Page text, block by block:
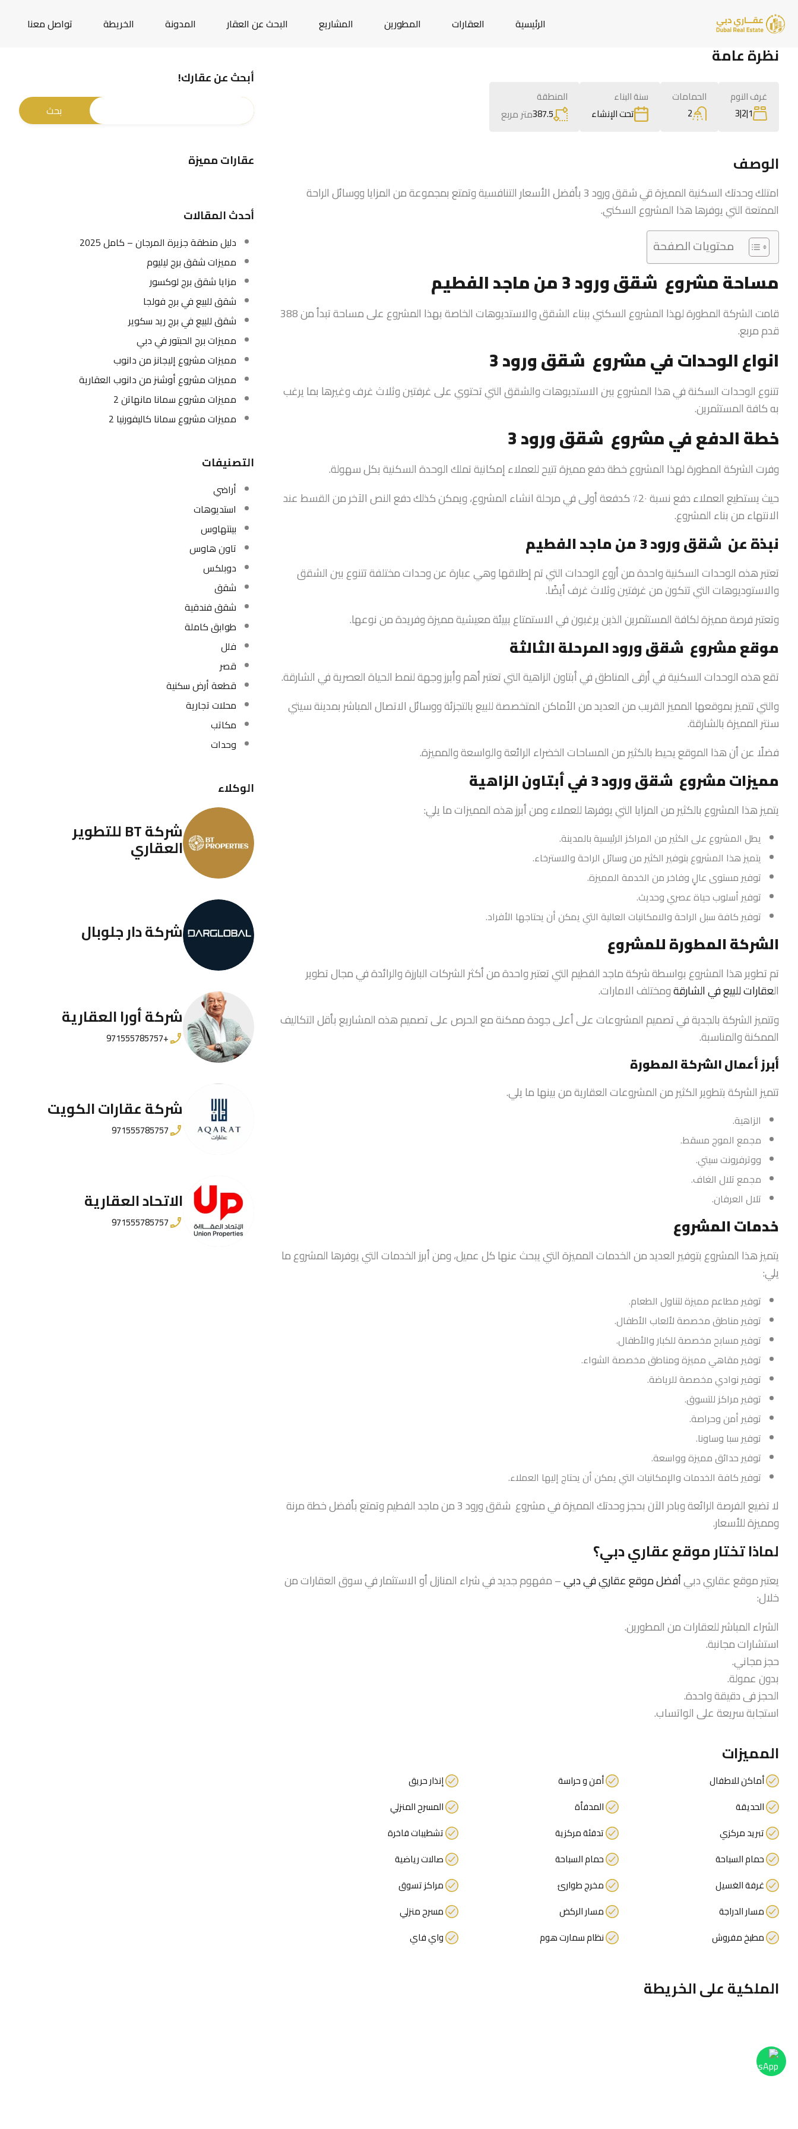
الرئيسية العقارات المطورين المشاريع البحث عن العقار المدونة الخريطة تواصل معنا
نظرة عامة
غرف النوم
1|2|3
الحمامات
2
سنة البناء
تحت الإنشاء
المنطقة
387.5متر مربع
الوصف
امتلك وحدتك السكنية المميزة قي شقق ورود 3 بأفضل الأسعار التنافسية وتمتع بمجموعة من المزايا ووسائل الراحة
الممتعة التي يوفرها هذا المشروع السكني.
محتويات الصفحة
مساحة مشروع شقق ورود 3 من ماجد الفطيم
قامت الشركة المطورة لهذا المشروع السكني ببناء الشقق والاستديوهات الخاصة بهذا المشروع على مساحة تبدأ من 388
قدم مربع.
انواع الوحدات في مشروع شقق ورود 3
تتنوع الوحدات السكنة في هذا المشروع بين الاستديوهات والشقق التي تحتوي على غرفتين وثلاث غرف وغيرها بما يرغب
به كافة المستثمرين.
خطة الدفع في مشروع شقق ورود 3
وفرت الشركة المطورة لهذا المشروع خطة دفع مميزة تتيح للعملاء إمكانية تملك الوحدة السكنية بكل سهولة.
حيث يستطيع العملاء دفع نسبة 2٠٪ كدفعة أولى في مرحلة انشاء المشروع، ويمكن كذلك دفع النص الآخر من القسط عند
الانتهاء من بناء المشروع.
نبذة عن شقق ورود 3 من ماجد الفطيم
تعتبر هذه الوحدات السكنية واحدة من أروع الوحدات التي تم إطلاقها وهي عبارة عن وحدات مختلفة تتنوع بين الشقق
والاستوديوهات التي تتكون من غرفتين وثلاث غرف أيضًا.
وتعتبر فرصة مميزة لكافة المستثمرين الذين يرغبون في الاستمتاع ببيئة معيشية مميزة وفريدة من نوعها.
موقع مشروع شقق ورود المرحلة الثالثة
تقع هذه الوحدات السكنية في أرقى المناطق في أبتاون الزاهية التي تعتبر أهم وأبرز وجهة لنمط الحياة العصرية في الشارقة.
والتي تتميز بموقعها المميز القريب من العديد من الأماكن المتخصصة للبيع بالتجزئة ووسائل الاتصال المباشر بمدينة سيتي
سنتر المميزة بالشارقة.
فضلًا عن أن هذا الموقع يحيط بالكثير من المساحات الخضراء الرائعة والواسعة والمميزة.
مميزات مشروع شقق ورود 3 في أبتاون الزاهية
يتميز هذا المشروع بالكثير من المزايا التي يوفرها للعملاء ومن أبرز هذه المميزات ما يلي:
يطل المشروع على الكثير من المراكز الرئيسية بالمدينة.
يتميز هذا المشروع بتوفير الكثير من وسائل الراحة والاسترخاء.
توفير مستوى عالٍ وفاخر من الخدمة المميزة.
توفير أسلوب حياة عصري وحديث.
توفير كافة سبل الراحة والامكانيات العالية التي يمكن أن يحتاجها الأفراد.
الشركة المطورة للمشروع
تم تطوير هذا المشروع بواسطة شركة ماجد الفطيم التي تعتبر واحدة من أكثر الشركات البارزة والرائدة في مجال تطوير
العقارات للبيع في الشارقةومختلف الامارات.
وتتميز الشركة بالجدية في تصميم المشروعات على أعلى جودة ممكنة مع الحرص على تصميم هذه المشاريع بأقل التكاليف
الممكنة والمناسبة.
أبرز أعمال الشركة المطورة
تتميز الشركة بتطوير الكثير من المشروعات العقارية من بينها ما يلي.
الزاهية.
مجمع الموج مسقط.
ووترفرونت سيتي.
مجمع تلال الغاف.
تلال العرفان.
خدمات المشروع
يتميز هذا المشروع بتوفير العديد من الخدمات المميزة التي يبحث عنها كل عميل، ومن أبرز الخدمات التي يوفرها المشروع ما
يلي:
توفير مطاعم مميزة لتناول الطعام.
توفير مناطق مخصصة لألعاب الأطفال.
توفير مسابح مخصصة للكبار والأطفال.
توفير مقاهي مميزة ومناطق مخصصة الشواء.
توفير نوادي مخصصة للرياضة.
توفير مراكز للتسوق.
توفير أمن وحراصة.
توفير سبا وساونا.
توفير حدائق مميزة وواسعة.
توفير كافة الخدمات والإمكانيات التي يمكن أن يحتاج إليها العملاء.
لا تضيع الفرصة الرائعة وبادر الآن بحجز وحدتك المميزة في مشروع شقق ورود 3 من ماجد الفطيم وتمتع بأفضل خطة مرنة
ومميزة للأسعار.
لماذا تختار موقع عقاري دبي؟
يعتبر موقع عقاري دبيأفضل موقع عقاري في دبي– مفهوم جديد في شراء المنازل أو الاستثمار في سوق العقارات من
خلال:
الشراء المباشر للعقارات من المطورين.
استشارات مجانبة.
حجز مجاني.
بدون عمولة.
الحجز فى دقيقة واحدة.
استجابة سريعة على الواتساب.
المميزات
أماكن للاطفال أمن و حراسة
إنذار حريق
الحديقة
المدفأة
المسرح المنزلي
تبريد مركزي
تدفئة مركزية
تشطيبات فاخرة
حمام السباحة
حمام السباحة
صالات رياضية
غرفة الغسيل
مخرج طوارئ
مراكز تسوق
مسار الدراجة
مسار الركض
مسرح منزلي
مطبخ مفروش
نظام سمارت هوم واي فاي
الملكية على الخريطة
أبحث عن عقارك!
عقارات مميزة
أحدث المقالات
دليل منطقة جزيرة المرجان – كامل 2025
مميزات شقق برج ليليوم
مزايا شقق برج لوكسور
شقق للبيع في برج فولجا
شقق للبيع في برج ريد سكوير
مميزات برج الحبتور في دبي
مميزات مشروع إليجانز من دانوب
مميزات مشروع أوشنز من دانوب العقارية
مميزات مشروع سمانا مانهاتن 2
مميزات مشروع سمانا كاليفورنيا 2
التصنيفات
أراضي
استديوهات
بينتهاوس
تاون هاوس
دوبلكس
شقق
شقق فندقية
طوابق كاملة
فلل
قصر
قطعة أرض سكنية
محلات تجارية
مكاتب
وحدات
الوكلاء
شركة BT للتطوير
العقاري
شركة دار جلوبال
شركة أورا العقارية
+971555785757
شركة عقارات الكويت
971555785757
الاتحاد العقارية
971555785757